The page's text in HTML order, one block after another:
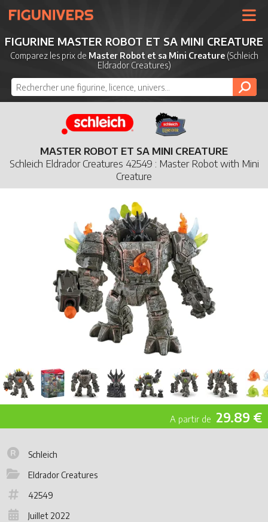
UNIVERS
LICENCES
MARQUES
NOUVEAUTÉS
DERNIERS AJOUTS
FIGURINE MASTER ROBOT ET SA MINI CREATURE
Comparez les prix de Master Robot et sa Mini Creature(Schleich
Eldrador Creatures)
MASTER ROBOT ET SA MINI CREATURE
Schleich Eldrador Creatures 42549 : Master Robot with Mini
Creature
29.89 €
Schleich
Eldrador Creatures
42549
Juillet 2022